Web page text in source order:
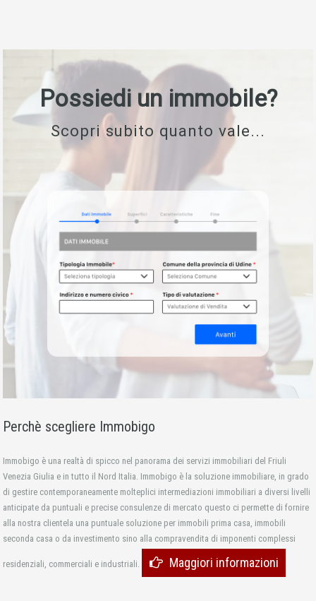
Possiedi un immobile?
Scopri subito quanto vale...
Perchè scegliere Immobigo
Immobigo è una realtà di spicco nel panorama dei servizi immobiliari del Friuli
Venezia Giulia e in tutto il Nord Italia. Immobigo è la soluzione immobiliare, in grado
di gestire contemporaneamente molteplici intermediazioni immobiliari a diversi livelli
anticipate da puntuali e precise consulenze di mercato questo ci permette di fornire
alla nostra clientela una puntuale soluzione per immobili prima casa, immobili
seconda casa o da investimento sino alla compravendita di imponenti complessi
residenziali, commerciali e industriali. Maggiori informazioni